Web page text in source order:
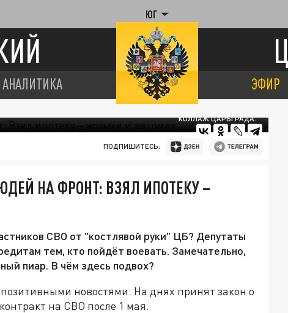
ЮГ
АНАЛИТИКА ЭФИР
КОЛЛАЖ ЦАРЬГРАДА.
ПОДПИШИТЕСЬ:
НА ФРОНТ: ВЗЯЛ ИПОТЕКУ –
СВО от "костлявой руки" ЦБ? Депутаты
тем, кто пойдёт воевать. Замечательно,
пиар. В чём здесь подвох?
новостями. На днях принят закон о
на СВО после 1 мая.